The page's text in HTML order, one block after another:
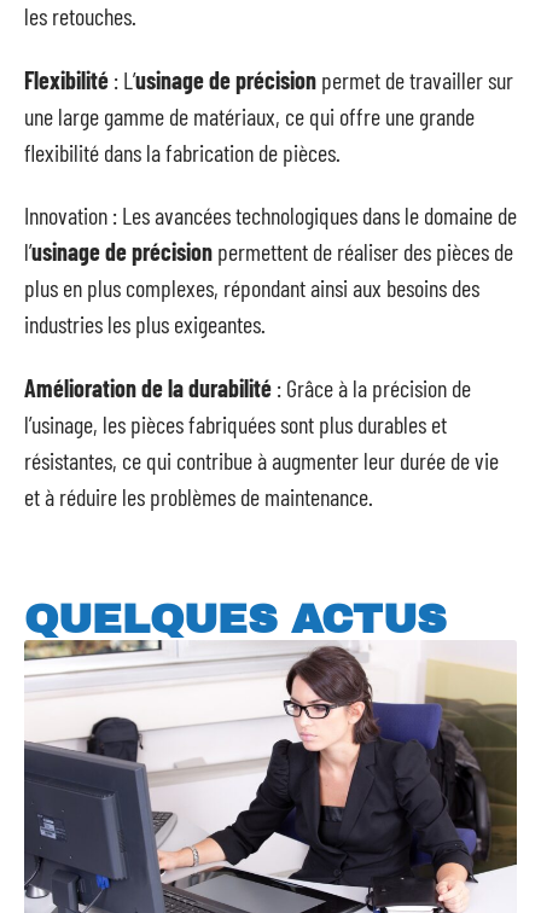
les retouches.
Flexibilité : L’usinage de précision permet de travailler sur
une large gamme de matériaux, ce qui offre une grande
flexibilité dans la fabrication de pièces.
Innovation : Les avancées technologiques dans le domaine de
l’usinage de précision permettent de réaliser des pièces de
plus en plus complexes, répondant ainsi aux besoins des
industries les plus exigeantes.
Amélioration de la durabilité : Grâce à la précision de
l’usinage, les pièces fabriquées sont plus durables et
résistantes, ce qui contribue à augmenter leur durée de vie
et à réduire les problèmes de maintenance.
QUELQUES ACTUS